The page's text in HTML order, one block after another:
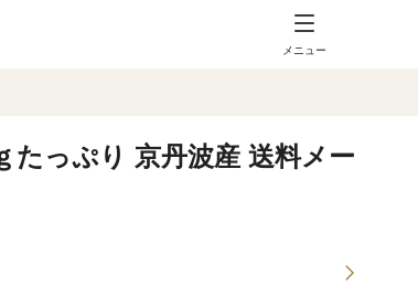
メニュー
たっぷり 京丹波産 送料メー